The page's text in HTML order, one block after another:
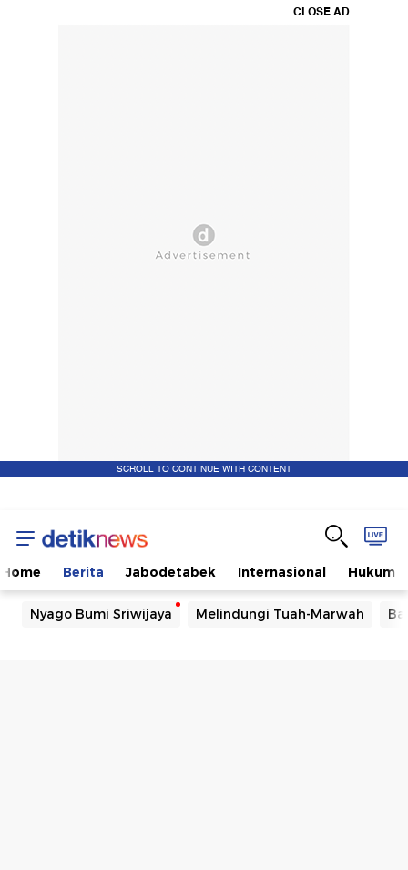
CLOSE AD
SCROLL TO CONTINUE WITH CONTENT
Home Berita Jabodetabek Internasional Hukum
Nyago Bumi Sriwijaya Melindungi Tuah-Marwah